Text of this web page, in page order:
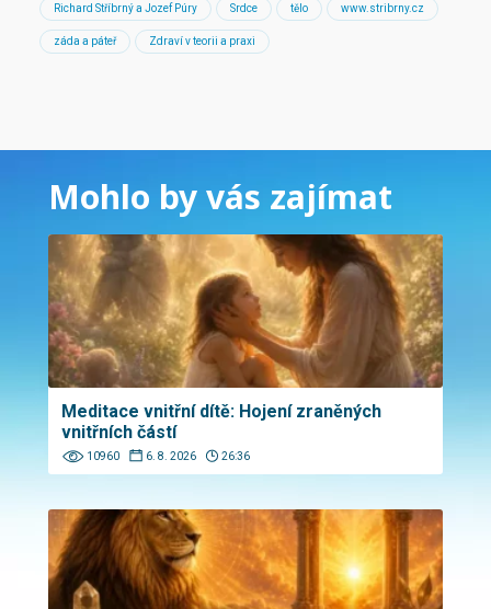
Richard Stříbrný a Jozef Púry Srdce tělo www.stribrny.cz
záda a páteř Zdraví v teorii a praxi
Mohlo by vás zajímat
Meditace vnitřní dítě: Hojení zraněných
vnitřních částí
10960 6. 8. 2026 26:36